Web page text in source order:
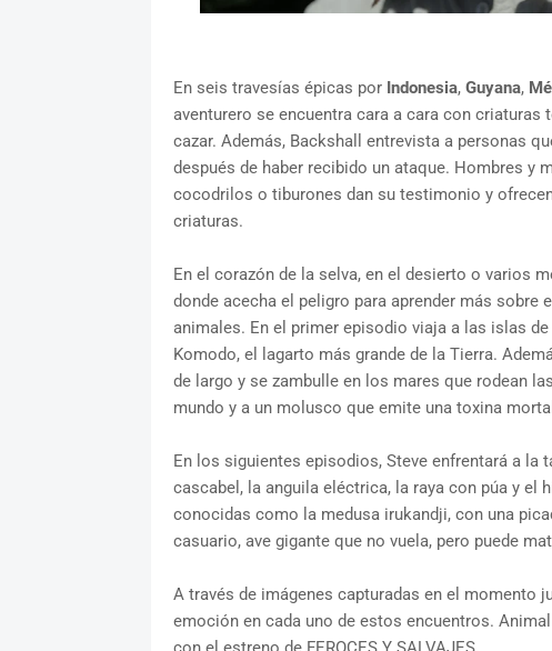
En seis travesías épicas por Indonesia, Guyana,
aventurero se encuentra cara a cara con
cazar. Además, Backshall entrevista a personas
después de haber recibido un ataque. Hombres y
cocodrilos o tiburones dan su testimonio y
criaturas.
En el corazón de la selva, en el desierto o varios
donde acecha el peligro para aprender más sobre
animales. En el primer episodio viaja a las islas
Komodo, el lagarto más grande de la Tierra.
de largo y se zambulle en los mares que rodean
mundo y a un molusco que emite una toxina
En los siguientes episodios, Steve enfrentará a la
cascabel, la anguila eléctrica, la raya con púa y el
conocidas como la medusa irukandji, con una
casuario, ave gigante que no vuela, pero puede
A través de imágenes capturadas en el momento
emoción en cada uno de estos encuentros.